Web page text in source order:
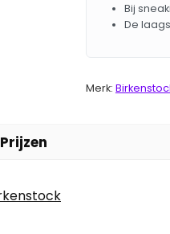
Bij
De
Merk: